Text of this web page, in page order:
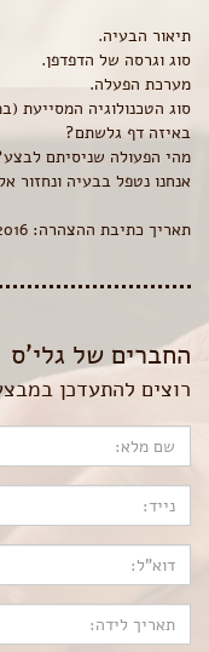
תיאור הבעיה.
סוג וגרסה של הדפדפן.
מערכת הפעלה.
סוג הטכנולוגיה המסייעת
באיזה דף גלשתם?
מהי הפעולה שניסיתם
אנחנו נטפל בבעיה ונחזור
תאריך כתיבת ההצהרה: 05.2.2016
החברים של גלי’ס
רוצים להתעדכן